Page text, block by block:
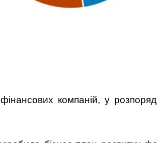
компаній, у